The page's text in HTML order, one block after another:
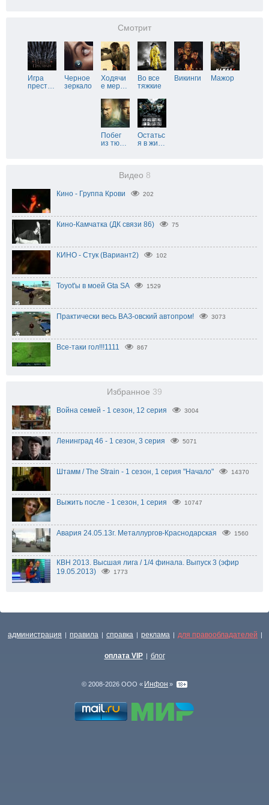
Смотрит
Игра
прест…
Черное
зеркало
Ходячи
е мер…
Во все
тяжкие
Викинги Мажор
Побег
из тю…
Остатьс
я в жи…
Видео 8
Кино - Группа Крови 202
Кино-Камчатка (ДК связи 86) 75
КИНО - Стук (Вариант2) 102
Toyot'ы в моей Gta SA 1529
Практически весь ВАЗ-овский автопром! 3073
Все-таки гол!!!1111 867
Избранное 39
Война семей - 1 сезон, 12 серия 3004
Ленинград 46 - 1 сезон, 3 серия 5071
Штамм / The Strain - 1 сезон, 1 серия "Начало" 14370
Выжить после - 1 сезон, 1 серия 10747
Авария 24.05.13г. Металлургов-Краснодарская 1560
КВН 2013. Высшая лига / 1/4 финала. Выпуск 3 (эфир
19.05.2013)
1773
администрация | правила | справка | реклама | для правообладателей |
оплата VIP | блог
© 2008-2026 ООО « Инфон »